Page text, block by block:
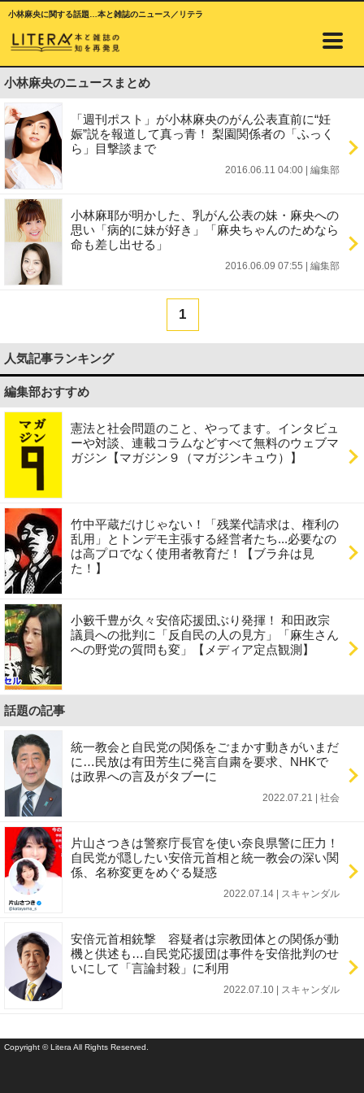
小林麻央に関する話題…本と雑誌のニュース／リテラ
小林麻央のニュースまとめ
「週刊ポスト」が小林麻央のがん公表直前に“妊
娠”説を報道して真っ青！ 梨園関係者の「ふっく
ら」目撃談まで
2016.06.11 04:00 編集部
小林麻耶が明かした、乳がん公表の妹・麻央への
思い「病的に妹が好き」「麻央ちゃんのためなら
命も差し出せる」
2016.06.09 07:55 編集部
1
人気記事ランキング
編集部おすすめ
憲法と社会問題のこと、やってます。インタビュ
ーや対談、連載コラムなどすべて無料のウェブマ
ガジン【マガジン９（マガジンキュウ）】
竹中平蔵だけじゃない！「残業代請求は、権利の
乱用」とトンデモ主張する経営者たち...必要なの
は高プロでなく使用者教育だ！【ブラ弁は見
た！】
小籔千豊が久々安倍応援団ぶり発揮！ 和田政宗
議員への批判に「反自民の人の見方」「麻生さん
への野党の質問も変」【メディア定点観測】
話題の記事
統一教会と自民党の関係をごまかす動きがいまだ
に…民放は有田芳生に発言自粛を要求、NHKで
は政界への言及がタブーに
2022.07.21 | 社会
片山さつきは警察庁長官を使い奈良県警に圧力！
自民党が隠したい安倍元首相と統一教会の深い関
係、名称変更をめぐる疑惑
2022.07.14 | スキャンダル
安倍元首相銃撃 容疑者は宗教団体との関係が動
機と供述も…自民党応援団は事件を安倍批判のせ
いにして「言論封殺」に利用
2022.07.10 | スキャンダル
Copyright © Litera All Rights Reserved.